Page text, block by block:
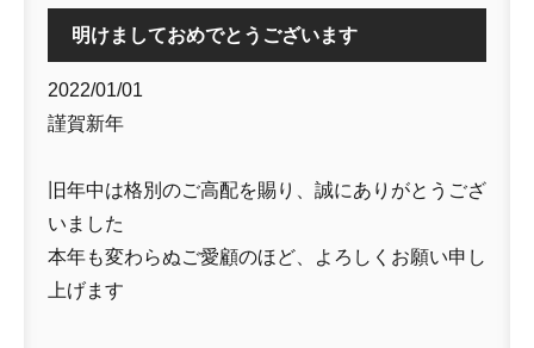
明けましておめでとうございます
2022/01/01
謹賀新年
旧年中は格別のご高配を賜り、誠にありがとうござ
いました
本年も変わらぬご愛顧のほど、よろしくお願い申し
上げます